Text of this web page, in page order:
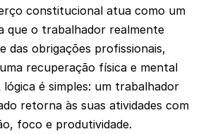
constitucional atua como um
que o trabalhador realmente
das obrigações profissionais,
recuperação física e mental
lógica é simples: um trabalhador
retorna às suas atividades com
foco e produtividade.